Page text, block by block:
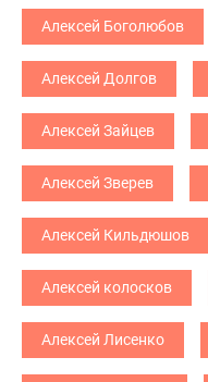
Алексей Боголюбов
Алексей Долгов
Алексей Зайцев
Алексей Зверев
Алексей Кильдюшов
Алексей колосков
Алексей Лисенко